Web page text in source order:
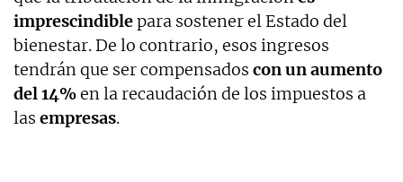
imprescindiblepara sostener el Estado del
bienestar. De lo contrario, esos ingresos
tendrán que ser compensados con un aumento
del 14%en la recaudación de los impuestos a
las empresas.